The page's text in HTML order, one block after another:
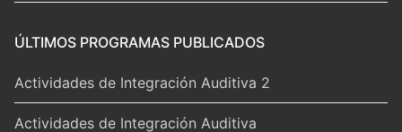
ÚLTIMOS PROGRAMAS PUBLICADOS
Actividades de Integración Auditiva 2
Actividades de Integración Auditiva